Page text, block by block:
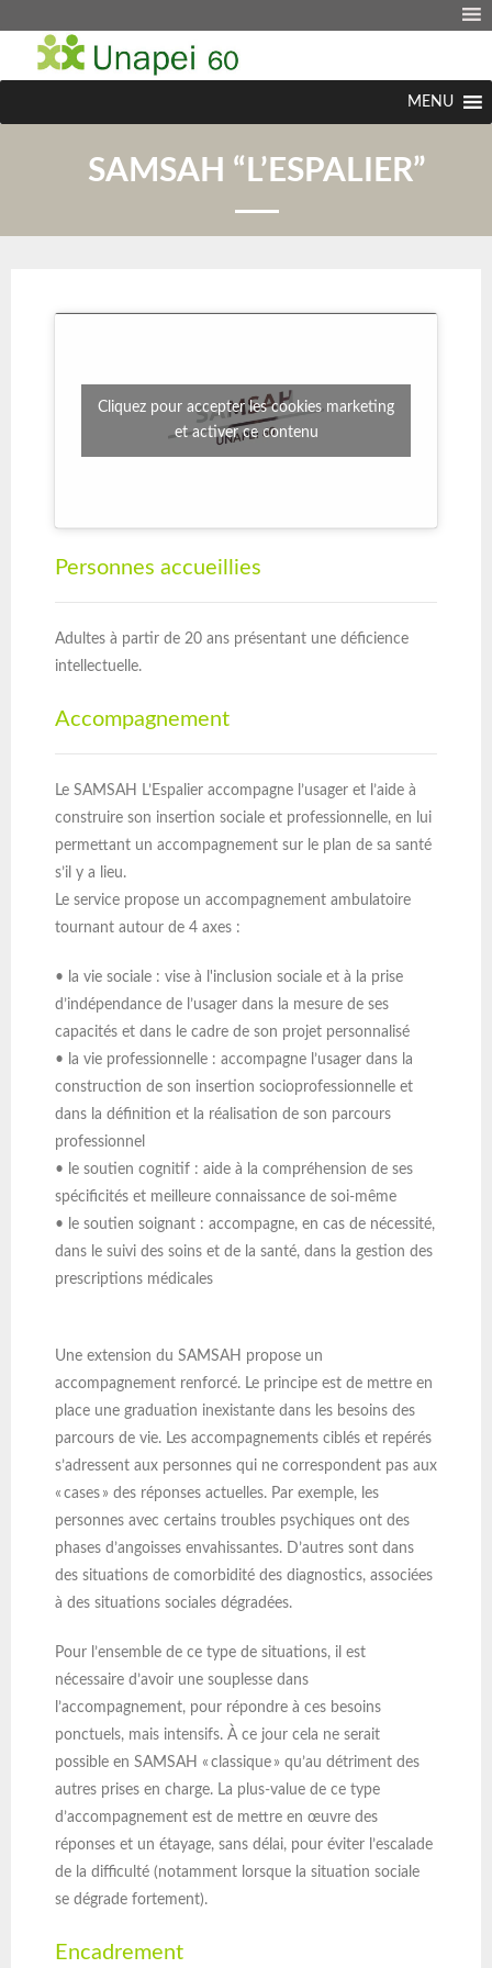
MENU
SAMSAH “L’ESPALIER”
Cliquez pour accepter les cookies marketing
et activer ce contenu
Personnes accueillies
Adultes à partir de 20 ans présentant une déficience
intellectuelle.
Accompagnement
Le SAMSAH L’Espalier accompagne l’usager et l’aide à
construire son insertion sociale et professionnelle, en lui
permettant un accompagnement sur le plan de sa santé
s’il y a lieu.
Le service propose un accompagnement ambulatoire
tournant autour de 4 axes :
• la vie sociale : vise à l'inclusion sociale et à la prise
d’indépendance de l’usager dans la mesure de ses
capacités et dans le cadre de son projet personnalisé
• la vie professionnelle : accompagne l’usager dans la
construction de son insertion socioprofessionnelle et
dans la définition et la réalisation de son parcours
professionnel
• le soutien cognitif : aide à la compréhension de ses
spécificités et meilleure connaissance de soi-même
• le soutien soignant : accompagne, en cas de nécessité,
dans le suivi des soins et de la santé, dans la gestion des
prescriptions médicales
Une extension du SAMSAH propose un
accompagnement renforcé. Le principe est de mettre en
place une graduation inexistante dans les besoins des
parcours de vie. Les accompagnements ciblés et repérés
s’adressent aux personnes qui ne correspondent pas aux
« cases » des réponses actuelles. Par exemple, les
personnes avec certains troubles psychiques ont des
phases d’angoisses envahissantes. D’autres sont dans
des situations de comorbidité des diagnostics, associées
à des situations sociales dégradées.
Pour l’ensemble de ce type de situations, il est
nécessaire d’avoir une souplesse dans
l’accompagnement, pour répondre à ces besoins
ponctuels, mais intensifs. À ce jour cela ne serait
possible en SAMSAH « classique » qu’au détriment des
autres prises en charge. La plus-value de ce type
d’accompagnement est de mettre en œuvre des
réponses et un étayage, sans délai, pour éviter l’escalade
de la difficulté (notamment lorsque la situation sociale
se dégrade fortement).
Encadrement